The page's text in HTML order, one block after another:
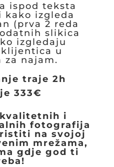
ispod teksta
kako izgleda
(prva 2 reda
slikica
izgledaju
u
za najam.
traje 2h
333€
i
fotografija
na svojoj
mrežama,
gdje god ti